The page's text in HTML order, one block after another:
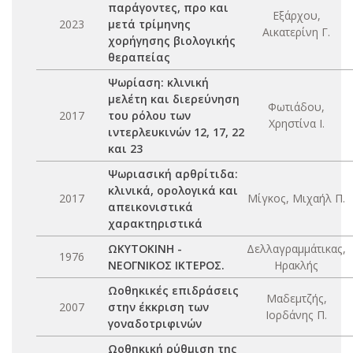
2023
παράγοντες, προ και
μετά τρίμηνης
χορήγησης βιολογικής
θεραπείας
Εξάρχου,
Αικατερίνη Γ.
2017
Ψωρίαση: κλινική
μελέτη και διερεύνηση
του ρόλου των
ιντερλευκινών 12, 17, 22
και 23
Φωτιάδου,
Χρηστίνα Ι.
2017
Ψωριασική αρθρίτιδα:
κλινικά, ορολογικά και
απεικονιστικά
χαρακτηριστικά
Μίγκος, Μιχαήλ Π.
1976
ΩΚΥΤΟΚΙΝΗ -
ΝΕΟΓΝΙΚΟΣ ΙΚΤΕΡΟΣ.
Δελλαγραμμάτικας,
Ηρακλής
2007
Ωοθηκικές επιδράσεις
στην έκκριση των
γοναδοτριφινών
Μαδεμτζής,
Ιορδάνης Π.
Ωοθηκική ρύθμιση της